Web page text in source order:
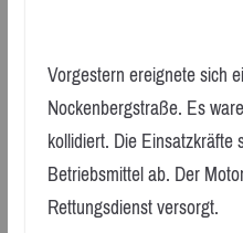
Vorgestern ereignete sich
Nockenbergstraße. Es
kollidiert. Die
Betriebsmittel ab. Der
Rettungsdienst versorgt.